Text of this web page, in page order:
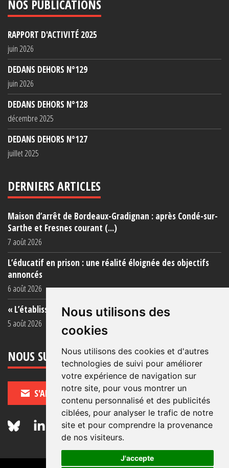
Nous utilisons des
cookies
Nous utilisons des cookies et d'autres
technologies de suivi pour améliorer
votre expérience de navigation sur
notre site, pour vous montrer un
contenu personnalisé et des publicités
ciblées, pour analyser le trafic de notre
site et pour comprendre la provenance
de nos visiteurs.
J'accepte
NOS PUBLICATIONS
RAPPORT D'ACTIVITÉ 2025
juin 2026
DEDANS DEHORS N°129
juin 2026
DEDANS DEHORS N°128
décembre 2025
DEDANS DEHORS N°127
juillet 2025
DERNIERS ARTICLES
Maison d’arrêt de Bordeaux-Gradignan : après Condé-sur-
Sarthe et Fresnes courant (...)
7 août 2026
L’éducatif en prison : une réalité éloignée des objectifs
annoncés
6 août 2026
« L’établissement est une porcherie totale »
5 août 2026
NOUS SUIVRE
S'ABONNER